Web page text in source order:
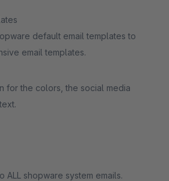
default email templates to
email templates.
for the colors, the social media
ALL shopware system emails.